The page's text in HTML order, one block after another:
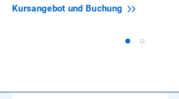
Kursangebot und Buchung